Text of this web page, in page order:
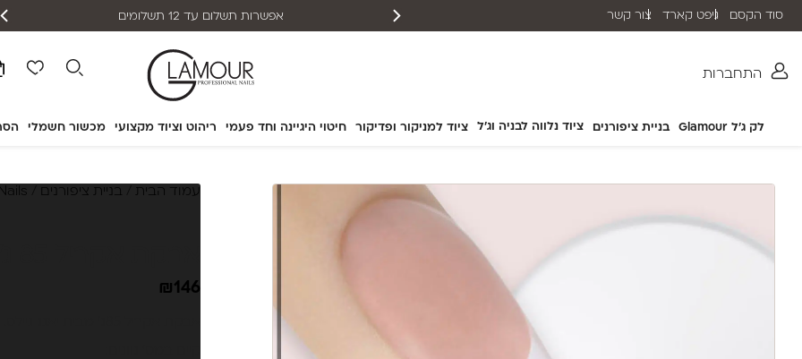
התחברות
לק ג'ל Glamour בניית ציפורנים ציוד נלווה לבניה וג'ל ציוד למניקור ופדיקור חיטוי היגיינה וחד פעמי ריהוט וציוד מקצועי מכשור חשמלי
שליח עד הבית תוך 2-5 ימי עסקים אפשרות תשלום עד 12 תשלומים סוד הקסם גיפט קארד צור קשר
עמוד הבית בניית ציפורנים
₪146